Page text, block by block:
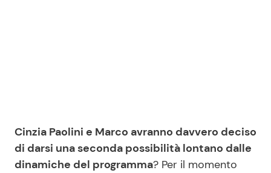
Cinzia Paolini e Marco avranno davvero deciso
di darsi una seconda possibilità lontano dalle
dinamiche del programma? Per il momento